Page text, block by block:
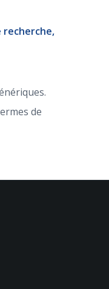
recherche,
de